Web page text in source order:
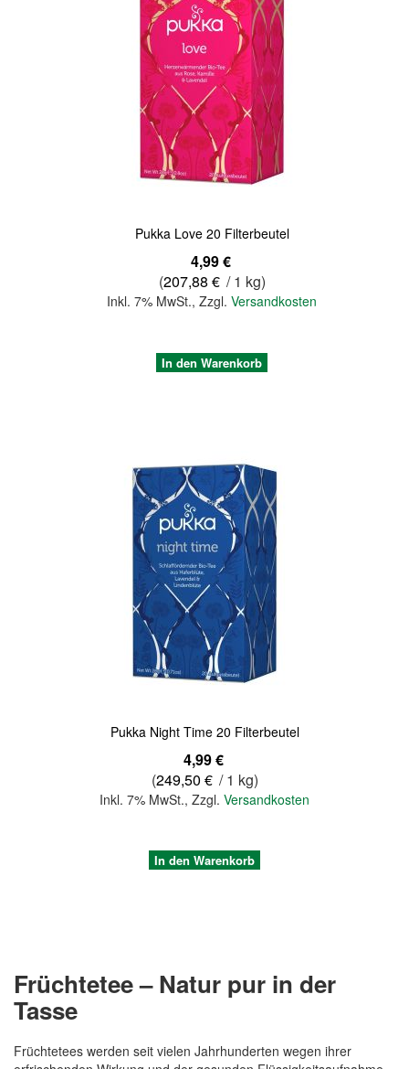
Pukka Love 20 Filterbeutel
4,99 €
(207,88 € / 1 kg)
Inkl. 7% MwSt.,Zzgl.Versandkosten
In den Warenkorb
Pukka Night Time 20 Filterbeutel
4,99 €
(249,50 € / 1 kg)
Inkl. 7% MwSt., Zzgl. Versandkosten
In den Warenkorb
Früchtetee – Natur pur in der
Tasse
Früchtetees werden seit vielen Jahrhunderten wegen ihrer